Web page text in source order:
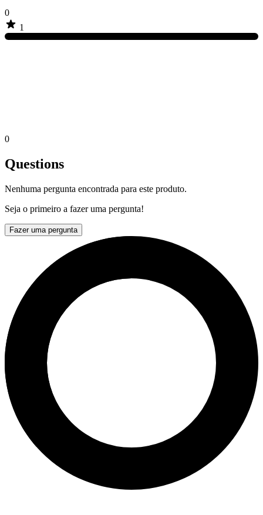
0
1
0
Questions
Nenhuma pergunta encontrada para este produto.
Seja o primeiro a fazer uma pergunta!
Fazer uma pergunta